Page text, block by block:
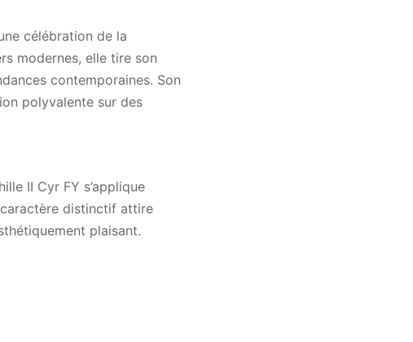
célébration de la
modernes, elle tire son
contemporaines. Son
polyvalente sur des
II Cyr FY s’applique
distinctif attire
plaisant.